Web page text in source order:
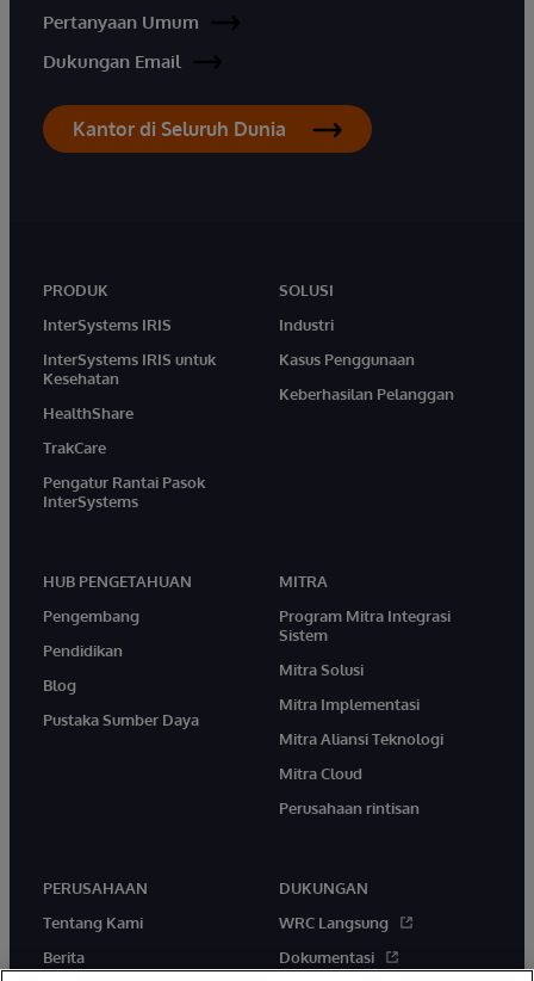
Pertanyaan Umum
Dukungan Email
Kantor di Seluruh Dunia
PRODUK
InterSystems IRIS
InterSystems IRIS untuk
Kesehatan
HealthShare
TrakCare
Pengatur Rantai Pasok
InterSystems
SOLUSI
Industri
Kasus Penggunaan
Keberhasilan Pelanggan
HUB PENGETAHUAN
Pengembang
Pendidikan
Blog
Pustaka Sumber Daya
MITRA
Program Mitra Integrasi
Sistem
Mitra Solusi
Mitra Implementasi
Mitra Aliansi Teknologi
Mitra Cloud
Perusahaan rintisan
PERUSAHAAN
Tentang Kami
Berita
DUKUNGAN
WRC Langsung
Dokumentasi